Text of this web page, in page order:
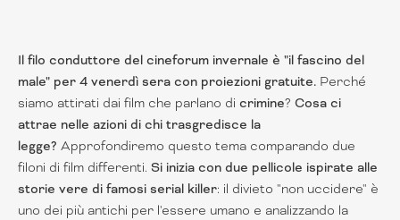
Il filo conduttore del cineforum invernale è "il fascino del
male" per 4 venerdì sera con proiezioni gratuite. Perché
siamo attirati dai film che parlano di crimine? Cosa ci
attrae nelle azioni di chi trasgredisce la
legge? Approfondiremo questo tema comparando due
filoni di film differenti. Si inizia con due pellicole ispirate alle
storie vere di famosi serial killer: il divieto "non uccidere" è
uno dei più antichi per l'essere umano e analizzando la